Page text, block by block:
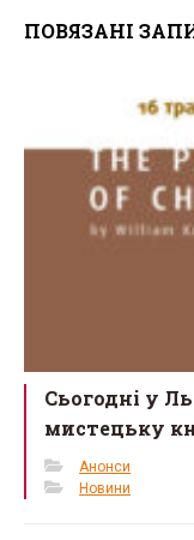
b
k
er
ПОВЯЗАНІ
Сьогодні у
мистецьку
Анонси
Новини